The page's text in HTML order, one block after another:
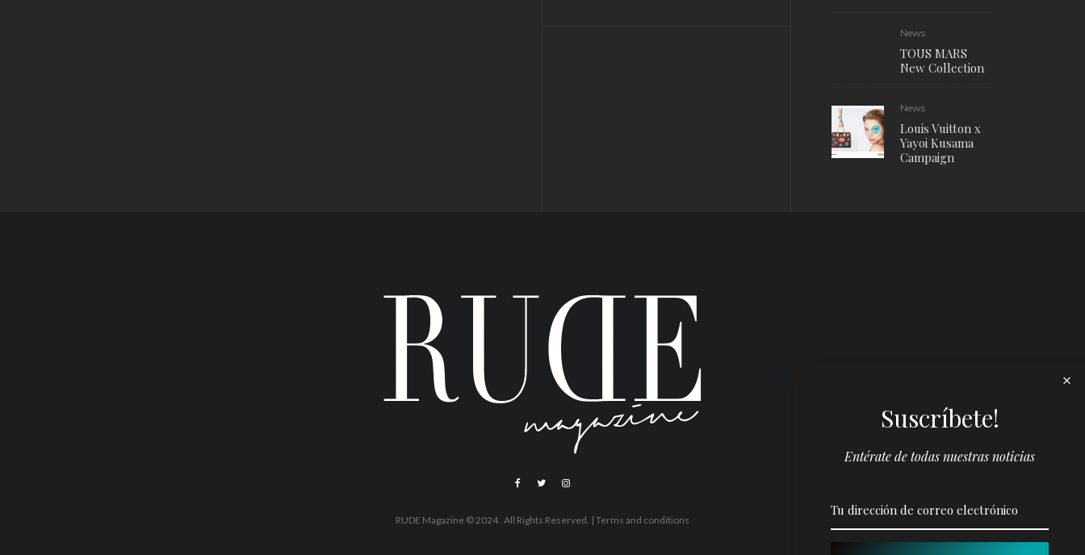
News
TOUS MARS
New Collection
News
Louis Vuitton x
Yayoi Kusama
Campaign
RUDE Magazine © 2024 . All Rights Reserved. | Terms and conditions
Suscríbete!
Entérate de todas nuestras noticias